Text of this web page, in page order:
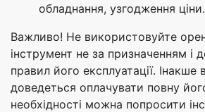
обладнання, узгодження ціни.
Важливо! Не використовуйте
інструмент не за призначенням і
правил його експлуатації. Інакше
доведеться оплачувати повну
необхідності можна попросити